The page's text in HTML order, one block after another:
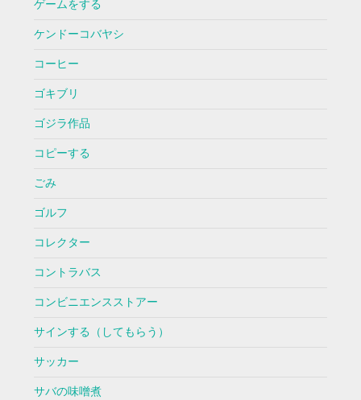
ゲームをする
ケンドーコバヤシ
コーヒー
ゴキブリ
ゴジラ作品
コピーする
ごみ
ゴルフ
コレクター
コントラバス
コンビニエンスストアー
サインする（してもらう）
サッカー
サバの味噌煮